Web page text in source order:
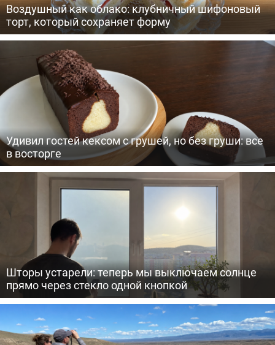
Воздушный как облако: клубничный шифоновый
торт, который сохраняет форму
Удивил гостей кексом с грушей, но без груши: все
в восторге
Шторы устарели: теперь мы выключаем солнце
прямо через стекло одной кнопкой